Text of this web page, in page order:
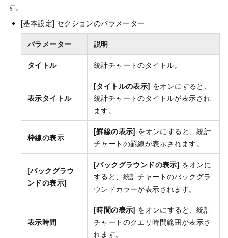
す。
[基本設定] セクションのパラメーター
パラメーター 説明
タイトル 統計チャートのタイトル。
表示タイトル
[タイトルの表示] をオンにすると、
統計チャートのタイトルが表示され
ます。
枠線の表示
[罫線の表示] をオンにすると、統計
チャートの罫線が表示されます。
[バックグラウ
ンドの表示]
[バックグラウンドの表示] をオンに
すると、統計チャートのバックグラ
ウンドカラーが表示されます。
表示時間
[時間の表示] をオンにすると、統計
チャートのクエリ時間範囲が表示さ
れます。